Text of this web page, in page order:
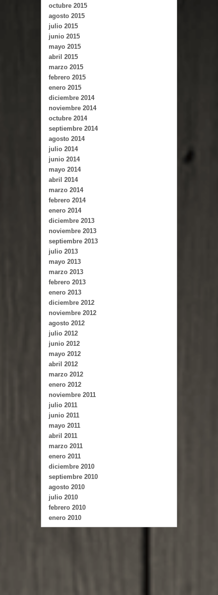
octubre 2015
agosto 2015
julio 2015
junio 2015
mayo 2015
abril 2015
marzo 2015
febrero 2015
enero 2015
diciembre 2014
noviembre 2014
octubre 2014
septiembre 2014
agosto 2014
julio 2014
junio 2014
mayo 2014
abril 2014
marzo 2014
febrero 2014
enero 2014
diciembre 2013
noviembre 2013
septiembre 2013
julio 2013
mayo 2013
marzo 2013
febrero 2013
enero 2013
diciembre 2012
noviembre 2012
agosto 2012
julio 2012
junio 2012
mayo 2012
abril 2012
marzo 2012
enero 2012
noviembre 2011
julio 2011
junio 2011
mayo 2011
abril 2011
marzo 2011
enero 2011
diciembre 2010
septiembre 2010
agosto 2010
julio 2010
febrero 2010
enero 2010